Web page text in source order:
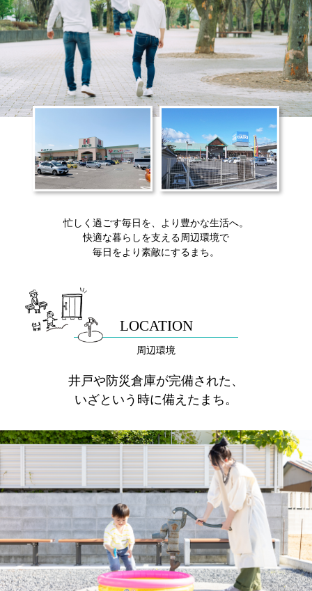
忙しく過ごす毎日を、より豊かな生活へ。
快適な暮らしを支える周辺環境で
毎日をより素敵にするまち。
LOCATION
周辺環境
井戸や防災倉庫が完備された、
いざという時に備えたまち。